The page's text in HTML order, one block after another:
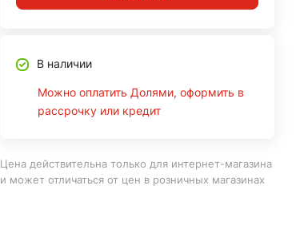
В наличии
Можно оплатить Долями, оформить в
рассрочку или кредит
Цена действительна только для интернет-магазина
и может отличаться от цен в розничных магазинах